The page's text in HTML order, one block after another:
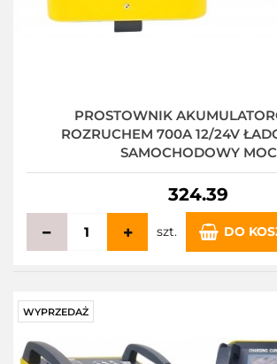
PROSTOWNIK
ROZRUCHEM 700A 12/24V
SAMOCHODOWY MOC
324.39
szt. DO
WYPRZEDAŻ